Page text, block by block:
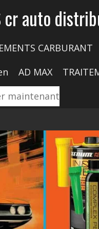
cr auto
CARBURANT
AD MAX
maintenant